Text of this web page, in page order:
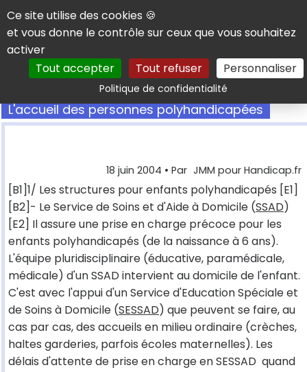
Panneau de gestion des cookies
Ce site utilise des cookies 🍪
et vous donne le contrôle sur ceux que vous souhaitez
activer
Tout accepter
Tout refuser Personnaliser
Politique de confidentialitéRechercher
L'accueil des personnes polyhandicapées
18 juin 2004 • Par JMM pour Handicap.fr
[B1]1/ Les structures pour enfants polyhandicapés [E1]
[B2]- Le Service de Soins et d'Aide à Domicile (SSAD)
[E2] Il assure une prise en charge précoce pour les
enfants polyhandicapés (de la naissance à 6 ans).
L'équipe pluridisciplinaire (éducative, paramédicale,
médicale) d'un SSAD intervient au domicile de l'enfant.
C'est avec l'appui d'un Service d'Education Spéciale et
de Soins à Domicile (SESSAD) que peuvent se faire, au
cas par cas, des accueils en milieu ordinaire (crèches,
haltes garderies, parfois écoles maternelles). Les
délais d'attente de prise en charge en SESSAD  quand